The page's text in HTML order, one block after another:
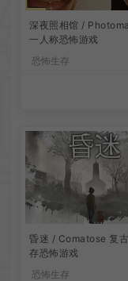
深夜照相馆 /
一人称恐怖游戏
恐怖生存
昏迷 / Comatose 复
存恐怖游戏
恐怖生存